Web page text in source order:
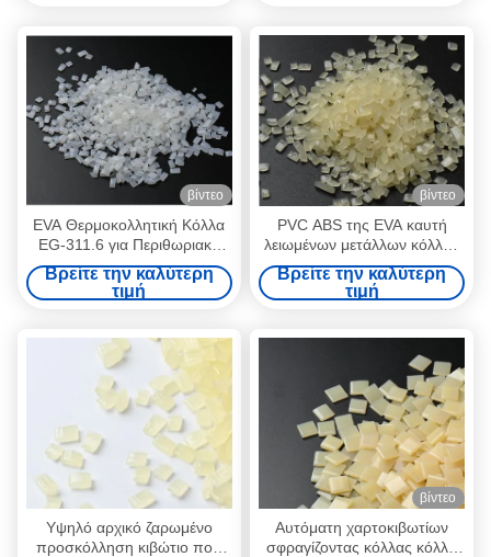
βίντεο
EVA Θερμοκολλητική Κόλλα
EG-311.6 για Περιθωριακή
Επένδυση Ξυλουργικής
Βρείτε την καλύτερη
τιμή
βίντεο
PVC ABS της EVA καυτή
λειωμένων μετάλλων κόλλας
της EVA καυτή ζώνη ακρών
καπλαμάδων λειωμένων
μετάλλων συγκολλητική
Βρείτε την καλύτερη
τιμή
Υψηλό αρχικό ζαρωμένο
προσκόλληση κιβώτιο που
βίντεο
Αυτόματη χαρτοκιβωτίων
σφραγίζοντας κόλλας κόλλα